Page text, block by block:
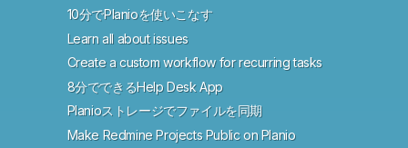
10分でPlanioを使いこなす
Learn all about issues
Create a custom workflow for recurring tasks
8分でできるHelp Desk App
Planioストレージでファイルを同期
Make Redmine Projects Public on Planio